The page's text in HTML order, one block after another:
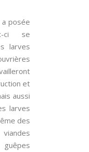
posée
ci se
larves
et
aussi
larves
des